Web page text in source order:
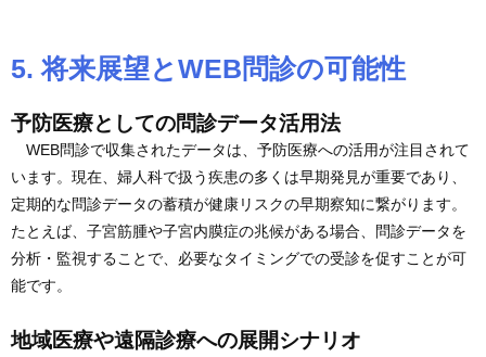
5. 将来展望とWEB問診の可能性
予防医療としての問診データ活用法
WEB問診で収集されたデータは、予防医療への活用が注目されて
います。現在、婦人科で扱う疾患の多くは早期発見が重要であり、
定期的な問診データの蓄積が健康リスクの早期察知に繋がります。
たとえば、子宮筋腫や子宮内膜症の兆候がある場合、問診データを
分析・監視することで、必要なタイミングでの受診を促すことが可
能です。
地域医療や遠隔診療への展開シナリオ